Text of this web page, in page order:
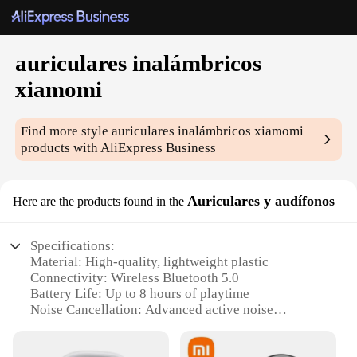
auriculares inalámbricos
xiamomi
Find more styleauriculares inalámbricos xiamomi
products with AliExpress Business
Here are the products found in the Auriculares y audífonos
Specifications:
Material: High-quality, lightweight plastic
Connectivity: Wireless Bluetooth 5.0
Battery Life: Up to 8 hours of playtime
Noise Cancellation: Advanced active noise
Design: Ergonomic, in-ear fit with multiple eartips